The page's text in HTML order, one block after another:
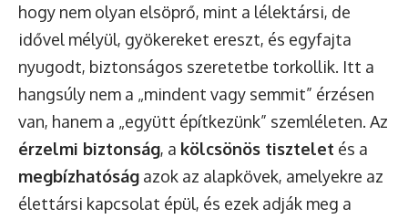
hogy nem olyan elsöprő, mint a lélektársi, de
idővel mélyül, gyökereket ereszt, és egyfajta
nyugodt, biztonságos szeretetbe torkollik. Itt a
hangsúly nem a „mindent vagy semmit” érzésen
van, hanem a „együtt építkezünk” szemléleten. Az
érzelmi biztonság, a kölcsönös tisztelet és a
megbízhatóság azok az alapkövek, amelyekre az
élettársi kapcsolat épül, és ezek adják meg a